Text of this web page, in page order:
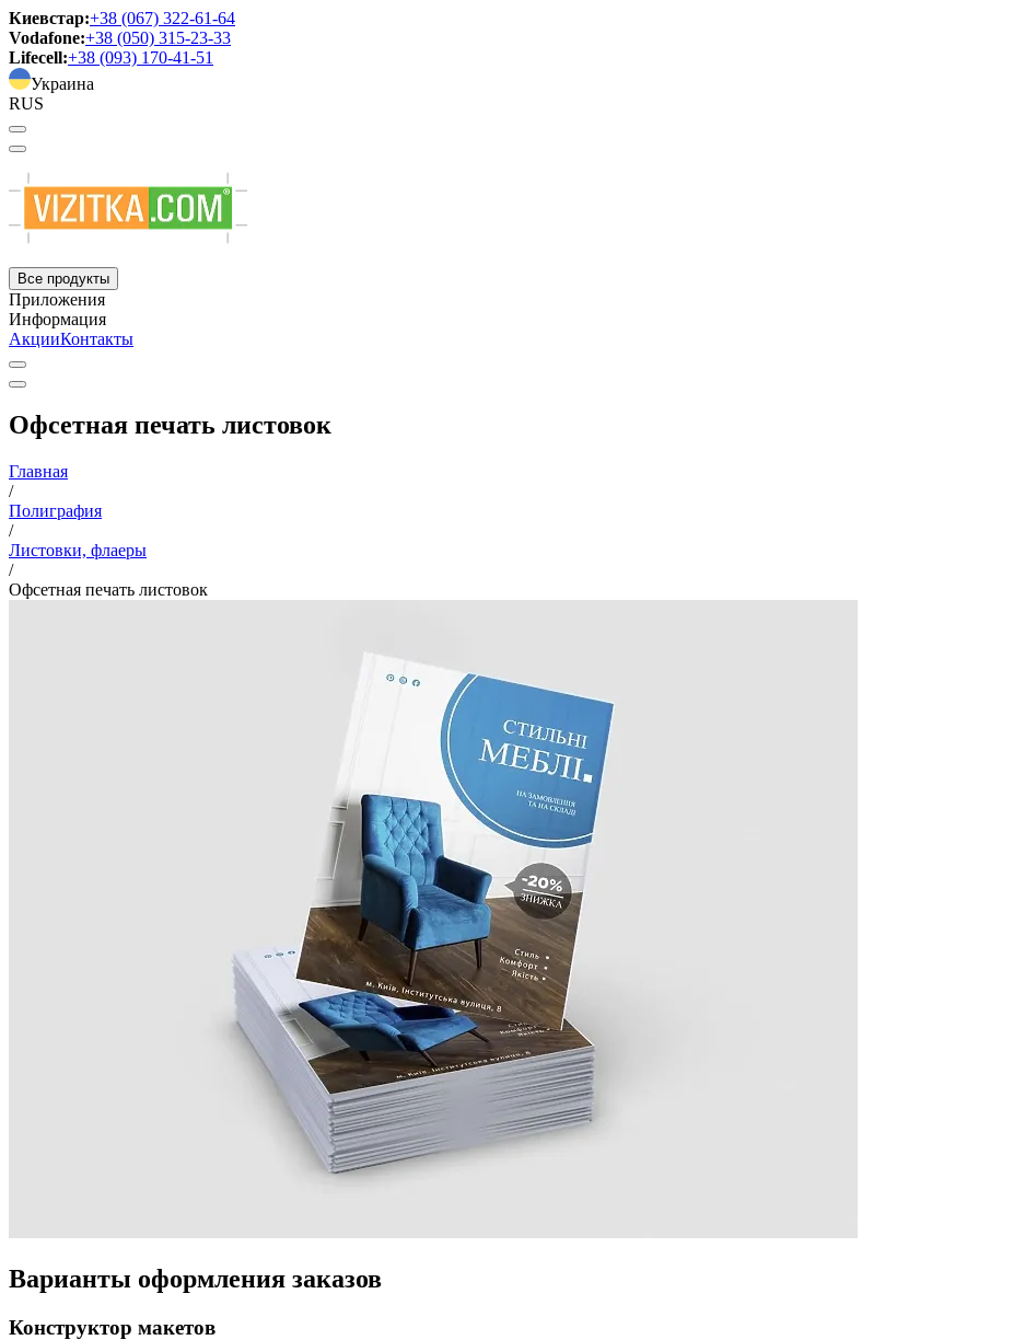
Киевстар:+38 (067) 322-61-64
Vodafone:+38 (050) 315-23-33
Lifecell:+38 (093) 170-41-51
Украина
RUS
Все продукты
Приложения
Информация
АкцииКонтакты
Офсетная печать листовок
Главная
/
Полиграфия
/
Листовки, флаеры
/
Офсетная печать листовок
Варианты оформления заказов
Конструктор макетов